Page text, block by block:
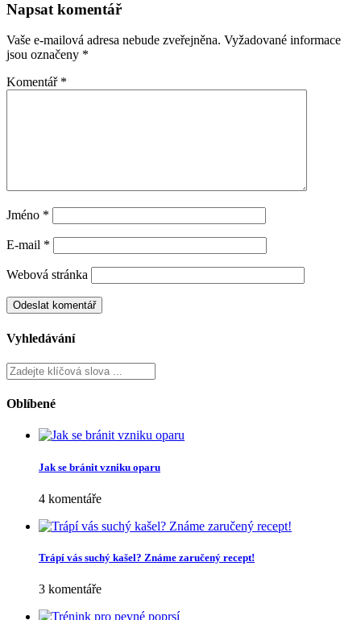
Napsat komentář
Vaše e-mailová adresa nebude zveřejněna. Vyžadované informace
jsou označeny *
Komentář *
Jméno *
E-mail *
Webová stránka
Vyhledávání
Oblíbené
Jak se bránit vzniku oparu
4 komentáře
Trápí vás suchý kašel? Známe zaručený recept!
3 komentáře